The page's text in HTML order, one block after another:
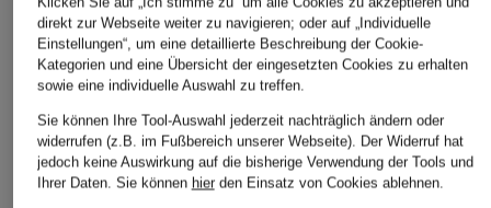
direkt zur Webseite weiter zu navigieren; oder auf „Individuelle
Einstellungen“, um eine detaillierte Beschreibung der Cookie-
Kategorien und eine Übersicht der eingesetzten Cookies zu erhalten
sowie eine individuelle Auswahl zu treffen.
Sie können Ihre Tool-Auswahl jederzeit nachträglich ändern oder
widerrufen (z.B. im Fußbereich unserer Webseite). Der Widerruf hat
jedoch keine Auswirkung auf die bisherige Verwendung der Tools und
Ihrer Daten. Sie können hierden Einsatz von Cookies ablehnen.